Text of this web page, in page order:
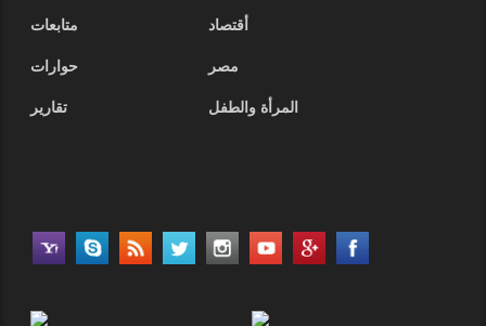
أقتصاد
متابعات
مصر
حوارات
المرأة والطفل
تقارير